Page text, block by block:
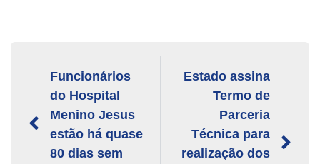
Funcionários
do Hospital
Menino Jesus
estão há quase
80 dias sem
Estado assina
Termo de
Parceria
Técnica para
realização dos